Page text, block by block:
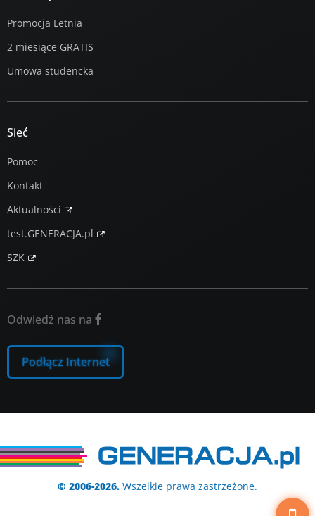
Promocja Letnia
2 miesiące GRATIS
Umowa studencka
Sieć
Pomoc
Kontakt
Aktualności
test.GENERACJA.pl
SZK
Odwiedź nas na 
Podłącz Internet
© 2006-2026. Wszelkie prawa zastrzeżone.